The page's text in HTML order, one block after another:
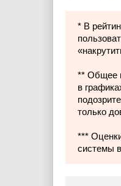
* В
** Общее
в
только
***
системы